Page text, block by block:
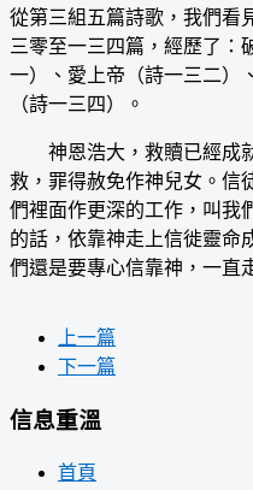
從第三組五篇詩歌，我們看
三零至一三四篇，經歷了：
一）、愛上帝（詩一三二）
（詩一三四）。
神恩浩大，救贖已經成就
救，罪得赦免作神兒女。信
們裡面作更深的工作，叫我
的話，依靠神走上信徙靈命
們還是要專心信靠神，一直
上一篇
下一篇
信息重溫
首頁